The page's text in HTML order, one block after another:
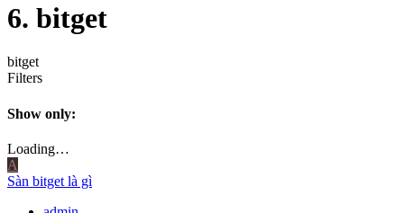
6. bitget
bitget
Filters
Show only:
Loading…
A
Sàn bitget là gì